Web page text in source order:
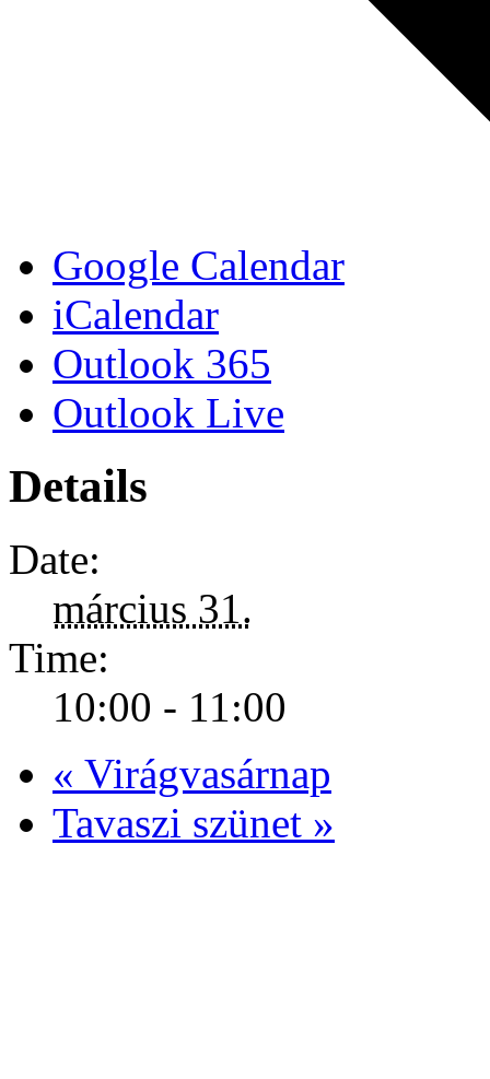
Google Calendar
iCalendar
Outlook 365
Outlook Live
Details
Date:
március 31.
Time:
10:00 - 11:00
« Virágvasárnap
Tavaszi szünet »